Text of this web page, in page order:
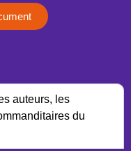
auteurs, les
du